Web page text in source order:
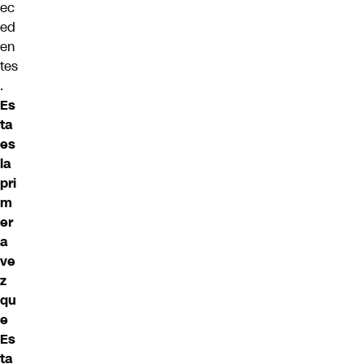
ec
ed
en
tes
.
Es
ta
es
la
pri
m
er
a
ve
z
qu
e
Es
ta